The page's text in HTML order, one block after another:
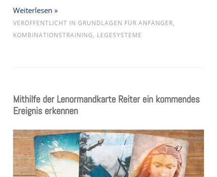
Weiterlesen »
VERÖFFENTLICHT IN GRUNDLAGEN FÜR ANFÄNGER,
KOMBINATIONSTRAINING, LEGESYSTEME
Mithilfe der Lenormandkarte Reiter ein kommendes
Ereignis erkennen